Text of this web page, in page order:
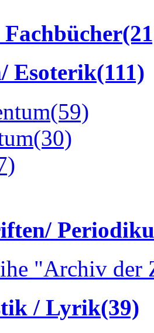
Fachbücher
Esoterik(111)
(59)
(30)
"Archiv der
/ Lyrik(39)